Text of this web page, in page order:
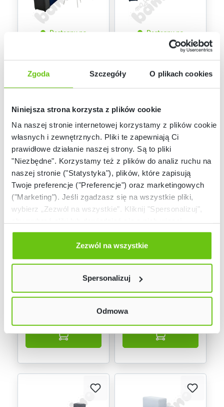
Zgoda Szczegóły O plikach cookies
Niniejsza strona korzysta z plików cookie
Na naszej stronie internetowej korzystamy z plików cookie:
własnych i zewnętrznych. Pliki te zapewniają Ci
prawidłowe działanie naszej strony. Są to pliki
"Niezbędne". Korzystamy też z plików do analiz ruchu na
naszej stronie ("Statystyka"), plików, które zapisują
Twoje preferencje ("Preferencje") oraz marketingowych
("Marketing"). Jeśli zgadzasz się na wszystkie pliki,
wybierz „Zezwól na wszystkie”. Kliknij "Spersonalizuj",
Odmów zgody poprzez przycisk „Odmowa”. Wtedy
użyjemy tylko plików niezbędnych dla naszej strony.
Twój wybór możesz zmienić przez kliknięcie przycisku w
Polityce prywatności
Zezwól na wszystkie
Spersonalizuj
Odmowa
Dostępny na
Kod produktu: 834202
Dostępny na
zamówienie
Blocco zestaw 2
Kod produktu:834203
Dostępny na
Blocco zestaw 3
834204
Dostępny na
Blocco zestaw 4
Kod produktu: